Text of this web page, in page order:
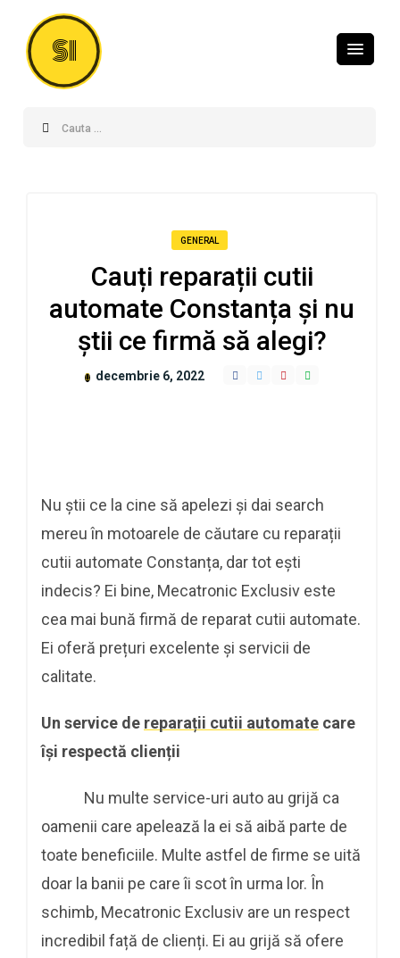
SI
GENERAL
Cauți reparații cutii
automate Constanța și nu
știi ce firmă să alegi?
decembrie 6, 2022
Nu știi ce la cine să apelezi și dai search
mereu în motoarele de căutare cu reparații
cutii automate Constanța, dar tot ești
indecis? Ei bine, Mecatronic Exclusiv este
cea mai bună firmă de reparat cutii automate.
Ei oferă prețuri excelente și servicii de
calitate.
Un service de reparații cutii automate care
își respectă clienții
Nu multe service-uri auto au grijă ca
oamenii care apelează la ei să aibă parte de
toate beneficiile. Multe astfel de firme se uită
doar la banii pe care îi scot în urma lor. În
schimb, Mecatronic Exclusiv are un respect
incredibil față de clienți. Ei au grijă să ofere